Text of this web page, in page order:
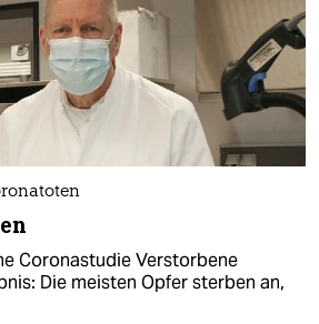
Coronastudie Verstorbene
Die meisten Opfer sterben an,